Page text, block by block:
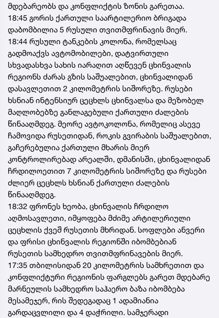
მდებარეობს და კონფლიქტის ზონის გარეთაა.
18:45 გორის ქართული საარტილერიო ბრიგადა
დაბომბილია 5 რუსული თვითმფრინავის მიერ.
18:44 რუსული ტანკების კოლონა, რომელსაც
გადმოაქვს ავტომობილები, დატვირთული
სხვადასხვა სახის იარაღით აღწევენ ცხინვალის
რეგიონს ძარას გზის საშუალებით, ცხინვალიდან
დასავლეთით 2 კილომეტრის სიშორეზე. რუსები
ხსნიან ინტენსიურ ცეცხლს ცხინვალსა და მეზობელ
მაღლობებზე განლაგებული ქართული ძალების
წინააღმდეგ. მეორე ავტოკოლონა, რომელიც ასევე
ჩამოვიდა რუსეთიდან, როკის გვირაბის საშუალებით,
გაჩერებულია ქართული მხარის მიერ
კონტროლირებად არეალში, დმანისში, ცხინვალიდან
ჩრდილოეთით 7 კილომეტრის სიშორეზე და რუსები
ძლიერ ცეცხლს ხსნიან ქართული ძალების
წინააღმდეგ.
18:32 ფრონეს ხეობა, ცხინვალის ჩრდილო
აღმოსავლეთი, იმყოფება მძიმე არტილერიული
ცეცხლის ქვეშ რუსეთის მხრიდან. სოფლები ანვერი
და ფრისი ცხინვალის რეგიონში იბომბებიან
რუსეთის სამხედრო თვითმფრინავების მიერ.
17:35 თბილისიდან 20 კილომეტრის სამხრეთით და
კონფლიქტური რეგიონის ფარგლებს გარეთ მდებარე
მარნეულის სამხედრო საჰაერო ბაზა იბომბება
მესამეჯერ, რის შედეგადაც 1 ადამიანია
გარდაცვლილი და 4 დაჭრილი. სამჯერადი